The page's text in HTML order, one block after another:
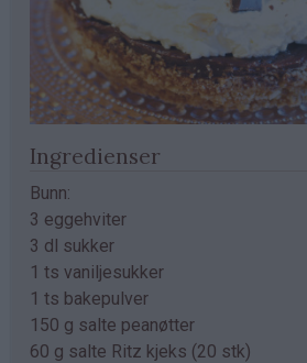
Ingredienser
Bunn:
3 eggehviter
3 dl sukker
1 ts vaniljesukker
1 ts bakepulver
150 g salte peanøtter
60 g salte Ritz kjeks (20 stk)